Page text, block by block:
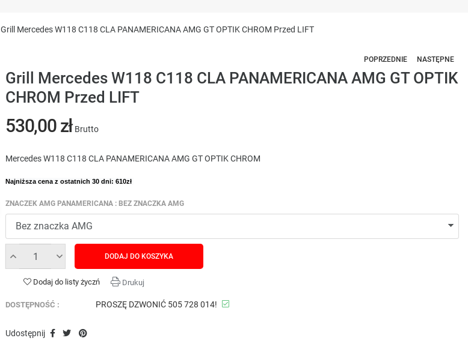
Grill Mercedes W118 C118 CLA PANAMERICANA AMG GT OPTIK CHROM Przed LIFT
POPRZEDNIE NASTĘPNE
Grill Mercedes W118 C118 CLA PANAMERICANA AMG GT OPTIK
CHROM Przed LIFT
530,00 zł Brutto
Mercedes W118 C118 CLA PANAMERICANA AMG GT OPTIK CHROM
Najniższa cena z ostatnich 30 dni: 610zł
ZNACZEK AMG PANAMERICANA : BEZ ZNACZKA AMG
DODAJ DO KOSZYKA
Dodaj do listy życzń Drukuj
DOSTĘPNOŚĆ : PROSZĘ DZWONIĆ 505 728 014!
Udostępnij